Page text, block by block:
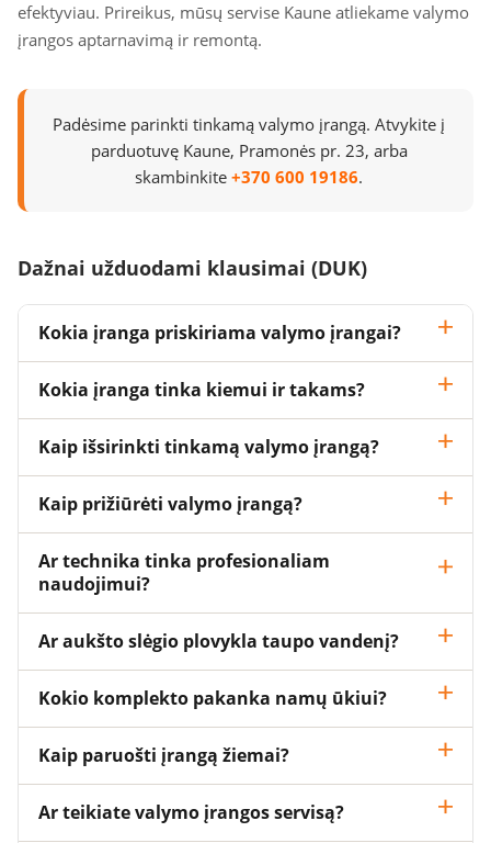
efektyviau. Prireikus, mūsų servise Kaune atliekame valymo
įrangos aptarnavimą ir remontą.
Padėsime parinkti tinkamą valymo įrangą. Atvykite į
parduotuvę Kaune, Pramonės pr. 23, arba
skambinkite +370 600 19186.
Dažnai užduodami klausimai (DUK)
Kokia įranga priskiriama valymo įrangai?
Kokia įranga tinka kiemui ir takams?
Kaip išsirinkti tinkamą valymo įrangą?
Kaip prižiūrėti valymo įrangą?
Ar technika tinka profesionaliam
naudojimui?
Ar aukšto slėgio plovykla taupo vandenį?
Kokio komplekto pakanka namų ūkiui?
Kaip paruošti įrangą žiemai?
Ar teikiate valymo įrangos servisą?